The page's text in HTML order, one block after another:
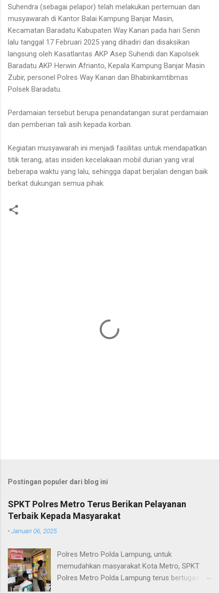
Suhendra (sebagai pelapor) telah melakukan pertemuan dan
musyawarah di Kantor Balai Kampung Banjar Masin,
Kecamatan Baradatu Kabupaten Way Kanan pada hari Senin
lalu tanggal 17 Februari 2025 yang dihadiri dan disaksikan
langsung oleh Kasatlantas AKP Asep Suhendi dan Kapolsek
Baradatu AKP Herwin Afrianto, Kepala Kampung Banjar Masin
Zubir, personel Polres Way Kanan dan Bhabinkamtibmas
Polsek Baradatu.
Perdamaian tersebut berupa penandatangan surat perdamaian
dan pemberian tali asih kepada korban.
Kegiatan musyawarah ini menjadi fasilitas untuk mendapatkan
titik terang, atas insiden kecelakaan mobil durian yang viral
beberapa waktu yang lalu, sehingga dapat berjalan dengan baik
berkat dukungan semua pihak.
Postingan populer dari blog ini
SPKT Polres Metro Terus Berikan Pelayanan
Terbaik Kepada Masyarakat
-Januari 06, 2025
Polres Metro Polda Lampung, untuk
memudahkan masyarakat Kota Metro, SPKT
Polres Metro Polda Lampung terus bertugas